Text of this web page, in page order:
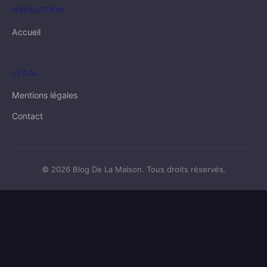
NAVIGATION
Accueil
LÉGAL
Mentions légales
Contact
© 2026 Blog De La Maison. Tous droits réservés.